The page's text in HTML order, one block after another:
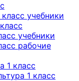
учебники
учебники
рабочие
1 класс
1 класс